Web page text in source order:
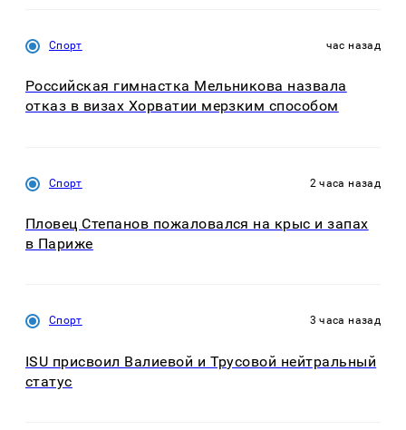
Спорт час назад
Российская гимнастка Мельникова назвала
отказ в визах Хорватии мерзким способом
Спорт 2 часа назад
Пловец Степанов пожаловался на крыс и запах
в Париже
Спорт 3 часа назад
ISU присвоил Валиевой и Трусовой нейтральный
статус